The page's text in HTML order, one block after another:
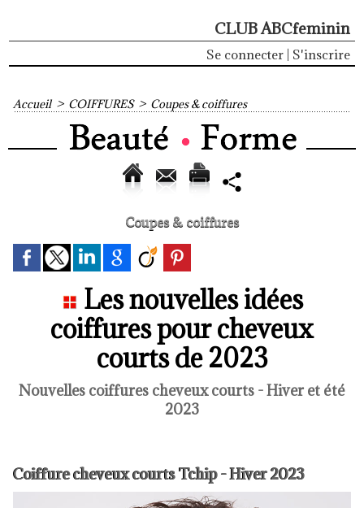
CLUB ABCfeminin
Se connecter S'inscrire
Accueil > COIFFURES > Coupes & coiffures
Coupes & coiffures
Les nouvelles idées
coiffures pour cheveux
courts de 2023
Nouvelles coiffures cheveux courts - Hiver et été
2023
Coiffure cheveux courts Tchip - Hiver 2023